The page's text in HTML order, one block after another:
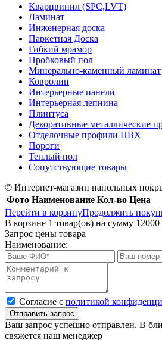
Кварцвинил (SPC,LVT)
Ламинат
Инженерная доска
Паркетная Доска
Гибкий мрамор
Пробковый пол
Минерально-каменный ламинат
Ковролин
Интерьерные панели
Интерьерная лепнина
Плинтуса
Декоративные металлические
Отделочные профили ПВХ
Пороги
Теплый пол
Сопутствующие товары
© Интернет-магазин напольных
Фото Наименование Кол-во Цена
Перейти в корзинуПродолжить
В корзине 1 товар(ов) на сумму 12000
Запрос цены товара
Наименование:
Cогласие с политикой
Отправить запрос
Ваш запрос успешно отправлен. В
свяжется наш менеджер